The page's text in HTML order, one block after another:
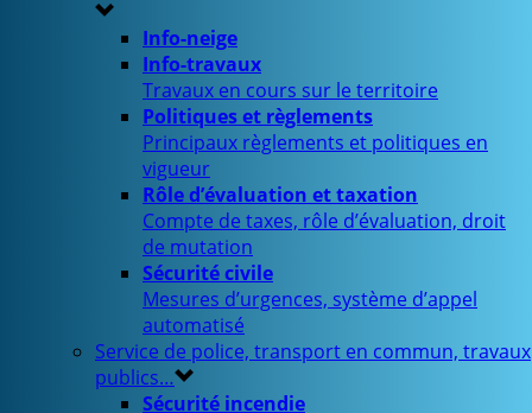
Info-neige
Info-travaux
Travaux en cours sur le territoire
Politiques et règlements
Principaux règlements et politiques en
vigueur
Rôle d’évaluation et taxation
Compte de taxes, rôle d’évaluation, droit
de mutation
Sécurité civile
Mesures d’urgences, système d’appel
automatisé
Service de police, transport en commun, travaux
publics…
Sécurité incendie